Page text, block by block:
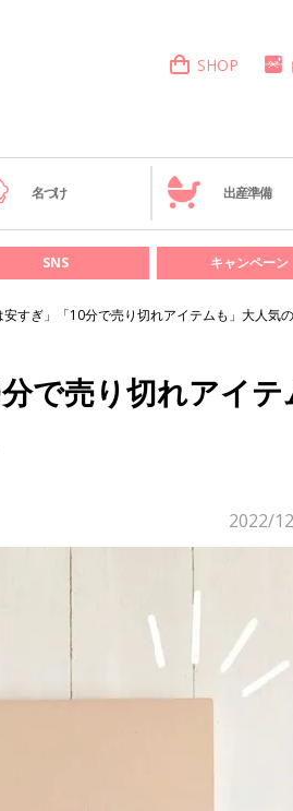
SHOP
名づけ 出産準備
SNS キャンペーン
安すぎ」「10分で売り切れアイテムも」大人気
で売り切れアイテ
2022/